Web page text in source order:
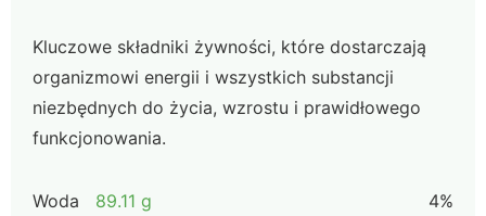
Kluczowe składniki żywności, które dostarczają
organizmowi energii i wszystkich substancji
niezbędnych do życia, wzrostu i prawidłowego
funkcjonowania.
Woda 89.11 g 4%